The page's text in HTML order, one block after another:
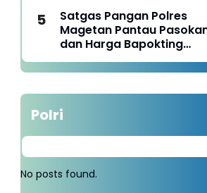
Satgas Pangan Polres
Magetan Pantau
dan Harga Bapokting
Pascalebaran
Polri
No posts found.